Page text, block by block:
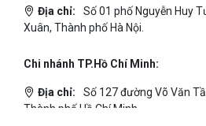
Địa chỉ:
Số 01 phố Nguyễn Huy
Xuân, Thành phố Hà Nội.
Chi nhánh TP.Hồ Chí Minh:
Địa chỉ:
Số 127 đường Võ Văn
Thành phố Hồ Chí Minh.